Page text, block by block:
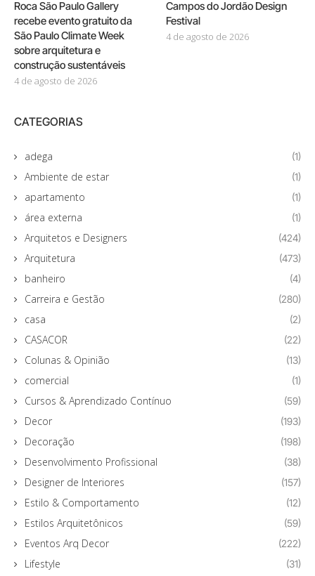
Roca São Paulo Gallery
recebe evento gratuito da
São Paulo Climate Week
sobre arquitetura e
construção sustentáveis
4 de agosto de 2026
Campos do Jordão Design
Festival
4 de agosto de 2026
CATEGORIAS
adega (1)
Ambiente de estar (1)
apartamento (1)
área externa (1)
Arquitetos e Designers (424)
Arquitetura (473)
banheiro (4)
Carreira e Gestão (280)
casa (2)
CASACOR (22)
Colunas & Opinião (13)
comercial (1)
Cursos & Aprendizado Contínuo (59)
Decor (193)
Decoração (198)
Desenvolvimento Profissional (38)
Designer de Interiores (157)
Estilo & Comportamento (12)
Estilos Arquitetônicos (59)
Eventos Arq Decor (222)
Lifestyle (31)